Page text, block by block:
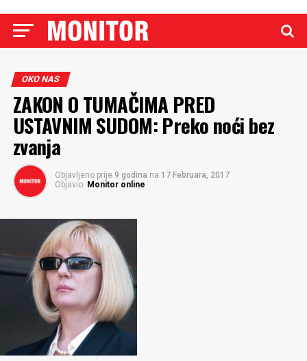
OKO NAS
ZAKON O TUMAČIMA PRED
USTAVNIM SUDOM: Preko noći bez
zvanja
Objavljeno prije 9 godina na 17 Februara, 2017
Objavio: Monitor online